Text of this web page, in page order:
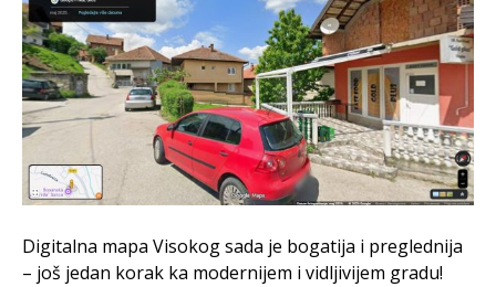
Digitalna mapa Visokog sada je bogatija i preglednija
– još jedan korak ka modernijem i vidljivijem gradu!